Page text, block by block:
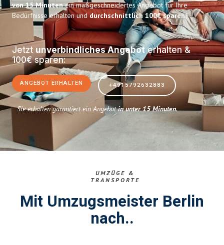
von 15 Minutenein maßgeschneidertes Angebot für Ihre
Bedürfnisse erhalten unddurchschnittlich 100€ sparen!
Jetzt unverbindliches Angeboterhalten &
100€ sparen:
ANGEBOT ERHALTEN +4915792632883
Sie erhalten garantiert ein Angebotin unter 15 Minuten.
UMZÜGE &
TRANSPORTE
Mit Umzugsmeister Berlin
nach..